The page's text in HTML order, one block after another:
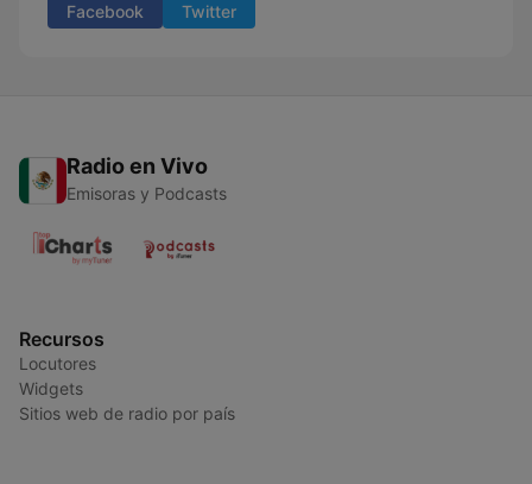
Facebook Twitter
Radio en Vivo
Emisoras y Podcasts
Recursos
Locutores
Widgets
Sitios web de radio por país